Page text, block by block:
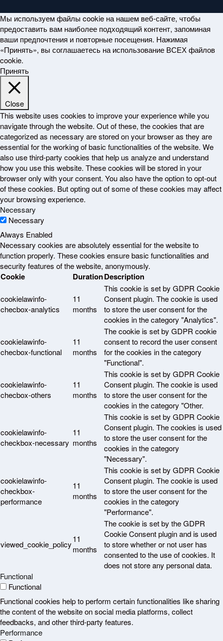
Мы используем файлы cookie на нашем веб-сайте, чтобы
предоставить вам наиболее подходящий контент, запоминая
ваши предпочтения и повторные посещения. Нажимая
«Принять», вы соглашаетесь на использование ВСЕХ файлов
cookie.
Принять
Close
This website uses cookies to improve your experience while you
navigate through the website. Out of these, the cookies that are
categorized as necessary are stored on your browser as they are
essential for the working of basic functionalities of the website. We
also use third-party cookies that help us analyze and understand
how you use this website. These cookies will be stored in your
browser only with your consent. You also have the option to opt-out
of these cookies. But opting out of some of these cookies may affect
your browsing experience.
Necessary
Necessary
Always Enabled
Necessary cookies are absolutely essential for the website to
function properly. These cookies ensure basic functionalities and
security features of the website, anonymously.
Cookie DurationDescription
cookielawinfo-
checbox-analytics
11
months
This cookie is set by GDPR Cookie
Consent plugin. The cookie is used
to store the user consent for the
cookies in the category "Analytics".
cookielawinfo-
checbox-functional
11
months
The cookie is set by GDPR cookie
consent to record the user consent
for the cookies in the category
"Functional".
cookielawinfo-
checbox-others
11
months
This cookie is set by GDPR Cookie
Consent plugin. The cookie is used
to store the user consent for the
cookies in the category "Other.
cookielawinfo-
checkbox-necessary
11
months
This cookie is set by GDPR Cookie
Consent plugin. The cookies is used
to store the user consent for the
cookies in the category
"Necessary".
cookielawinfo-
checkbox-
performance
11
months
This cookie is set by GDPR Cookie
Consent plugin. The cookie is used
to store the user consent for the
cookies in the category
"Performance".
viewed_cookie_policy
11
months
The cookie is set by the GDPR
Cookie Consent plugin and is used
to store whether or not user has
consented to the use of cookies. It
does not store any personal data.
Functional
Functional
Functional cookies help to perform certain functionalities like sharing
the content of the website on social media platforms, collect
feedbacks, and other third-party features.
Performance